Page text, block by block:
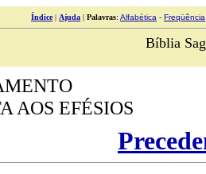
Índice| Ajuda | Palavras: Alfabética - Freqüência
Bíblia
AOS EFÉSIOS